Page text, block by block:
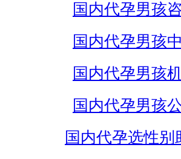
国内代孕男孩
国内代孕男孩
国内代孕男孩
国内代孕男孩
国内代孕选性别